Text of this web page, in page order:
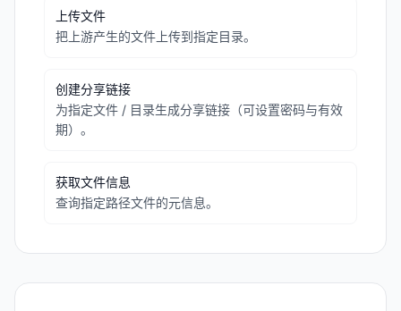
上传文件
把上游产生的文件上传到指定目录。
创建分享链接
为指定文件 / 目录生成分享链接（可设置密码与有效
期）。
获取文件信息
查询指定路径文件的元信息。